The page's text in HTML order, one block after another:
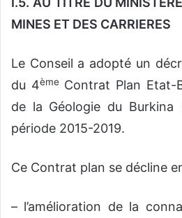
MINES ET DES CARRIERES
Le Conseil a adopté un
du 4ème Contrat Plan Etat-
de la Géologie du Burkina
période 2015-2019.
Ce Contrat plan se décline
– l’amélioration de la